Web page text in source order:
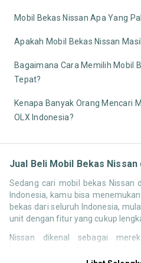
Mobil Bekas Nissan Apa Yang
Apakah Mobil Bekas Nissan
Bagaimana Cara Memilih Mobil
Tepat?
Kenapa Banyak Orang Mencari
OLX Indonesia?
Jual Beli Mobil Bekas Nissan
Sedang cari mobil bekas Nissan
Indonesia, kamu bisa
bekas dari seluruh Indonesia,
unit dengan fitur yang cukup
Nissan dikenal sebagai
kompetitif di kelasnya. Hal ini